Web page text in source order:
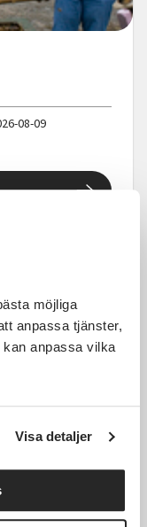
möjliga
anpassa tjänster,
anpassa vilka
Visa detaljer
08-09
1 000 SEK
10-16